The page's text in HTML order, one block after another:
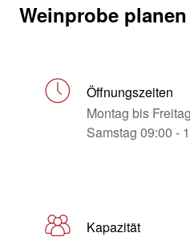
Weinprobe planen
Öffnungszeiten
Montag bis
Samstag 09:00 -
Kapazität